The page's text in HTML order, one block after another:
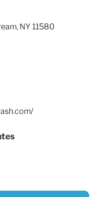
NY 11580